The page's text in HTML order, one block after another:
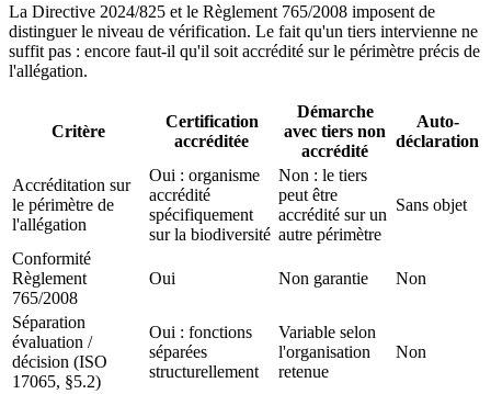
La Directive 2024/825 et le Règlement 765/2008 imposent de
distinguer le niveau de vérification. Le fait qu'un tiers intervienne ne
suffit pas : encore faut-il qu'il soit accrédité sur le périmètre précis de
l'allégation.
Critère
Certification
accréditée
Démarche
avec tiers non
accrédité
Auto-
déclaration
Accréditation sur
le périmètre de
l'allégation
Oui : organisme
accrédité
spécifiquement
sur la biodiversité
Non : le tiers
peut être
accrédité sur un
autre périmètre
Sans objet
Conformité
Règlement
765/2008
Oui Non garantie Non
Séparation
évaluation /
décision (ISO
17065, §5.2)
Oui : fonctions
séparées
structurellement
Variable selon
l'organisation
retenue
Non